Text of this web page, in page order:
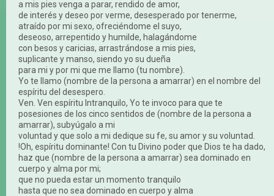
a mis pies venga a parar, rendido de amor,
de interés y deseo por verme, desesperado por tenerme,
atraído por mi sexo, ofreciéndome el suyo,
deseoso, arrepentido y humilde, halagándome
con besos y caricias, arrastrándose a mis pies,
suplicante y manso, siendo yo su dueña
para mi y por mi que me llamo (tu nombre).
Yo te llamo (nombre de la persona a amarrar) en el nombre del
espíritu del desespero.
Ven. Ven espíritu Intranquilo, Yo te invoco para que te
posesiones de los cinco sentidos de (nombre de la persona a
amarrar), subyúgalo a mi
voluntad y que solo a mi dedique su fe, su amor y su voluntad.
!Oh, espíritu dominante! Con tu Divino poder que Dios te ha dado,
haz que (nombre de la persona a amarrar) sea dominado en
cuerpo y alma por mi;
que no pueda estar un momento tranquilo
hasta que no sea dominado en cuerpo y alma